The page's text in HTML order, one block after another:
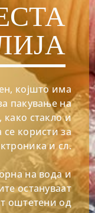
којшто има
пакување на
стакло и
се користи за
и сл.
на вода и
остануваат
оштетени од